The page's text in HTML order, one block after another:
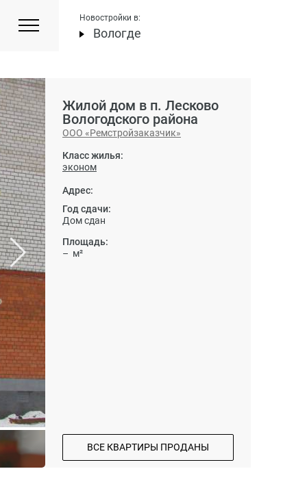
Новостройки в:
Вологде
Жилой дом в п. Лесково
Вологодского района
ООО «Ремстройзаказчик»
Класс жилья:
эконом
Адрес:
Год сдачи:
Дом сдан
Площадь:
– м²
ВСЕ КВАРТИРЫ ПРОДАНЫ